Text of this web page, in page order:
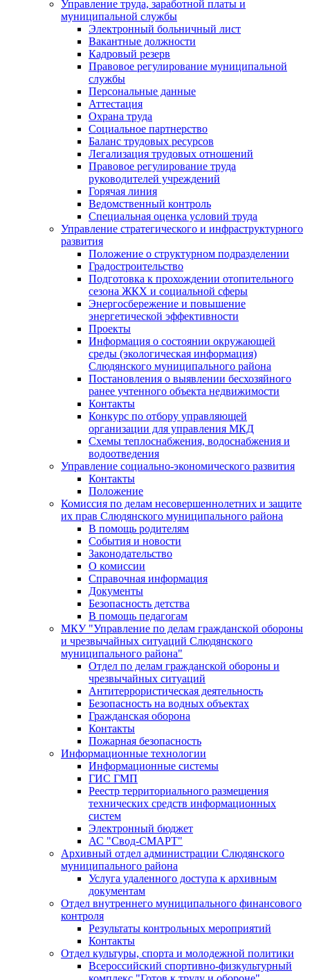
Управление труда, заработной платы и
муниципальной службы
Электронный больничный лист
Вакантные должности
Кадровый резерв
Правовое регулирование муниципальной
службы
Персональные данные
Аттестация
Охрана труда
Социальное партнерство
Баланс трудовых ресурсов
Легализация трудовых отношений
Правовое регулирование труда
руководителей учреждений
Горячая линия
Ведомственный контроль
Специальная оценка условий труда
Управление стратегического и инфраструктурного
развития
Положение о структурном подразделении
Градостроительство
Подготовка к прохождении отопительного
сезона ЖКХ и социальной сферы
Энергосбережение и повышение
энергетической эффективности
Проекты
Информация о состоянии окружающей
среды (экологическая информация)
Слюдянского муниципального района
Постановления о выявлении бесхозяйного
ранее учтенного объекта недвижимости
Контакты
Конкурс по отбору управляющей
организации для управления МКД
Схемы теплоснабжения, водоснабжения и
водоотведения
Управление социально-экономического развития
Контакты
Положение
Комиссия по делам несовершеннолетних и защите
их прав Слюдянского муниципального района
В помощь родителям
События и новости
Законодательство
О комиссии
Справочная информация
Документы
Безопасность детства
В помощь педагогам
МКУ "Управление по делам гражданской обороны
и чрезвычайных ситуаций Слюдянского
муниципального района"
Отдел по делам гражданской обороны и
чрезвычайных ситуаций
Антитеррористическая деятельность
Безопасность на водных объектах
Гражданская оборона
Контакты
Пожарная безопасность
Информационные технологии
Информационные системы
ГИС ГМП
Реестр территориального размещения
технических средств информационных
систем
Электронный бюджет
АС "Свод-СМАРТ"
Архивный отдел администрации Слюдянского
муниципального района
Услуга удаленного доступа к архивным
документам
Отдел внутреннего муниципального финансового
контроля
Результаты контрольных мероприятий
Контакты
Отдел культуры, спорта и молодежной политики
Всероссийский спортивно-физкультурный